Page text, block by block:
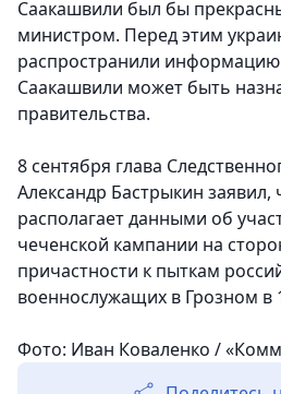
Саакашвили был бы
министром. Перед этим
распространили
Саакашвили может быть
правительства.
8 сентября глава
Александр Бастрыкин заявил,
располагает данными об
чеченской кампании на
причастности к пыткам
военнослужащих в Грозном в
Фото: Иван Коваленко /